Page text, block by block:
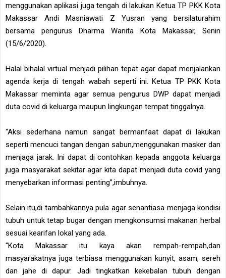
menggunakan aplikasi juga tengah di lakukan Ketua TP PKK Kota
Makassar Andi Masniawati Z Yusran yang bersilaturahim
bersama pengurus Dharma Wanita Kota Makassar, Senin
(15/6/2020).
Halal bihalal virtual menjadi pilihan tepat agar dapat menjalankan
agenda kerja di tengah wabah seperti ini. Ketua TP PKK Kota
Makassar meminta agar semua pengurus DWP dapat menjadi
duta covid di keluarga maupun lingkungan tempat tinggalnya.
“Aksi sederhana namun sangat bermanfaat dapat di lakukan
seperti mencuci tangan dengan sabun,menggunakan masker dan
menjaga jarak. Ini dapat di contohkan kepada anggota keluarga
juga masyarakat sekitar agar kita dapat menjadi duta covid yang
menyebarkan informasi penting”,imbuhnya.
Selain itu,di tambahkannya pula agar senantiasa menjaga kondisi
tubuh untuk tetap bugar dengan mengkonsumsi makanan herbal
sesuai kearifan lokal yang ada.
“Kota Makassar itu kaya akan rempah-rempah,dan
masyarakatnya juga terbiasa menggunakan kunyit, asam, sereh
dan jahe di dapur. Jadi tingkatkan kekebalan tubuh dengan